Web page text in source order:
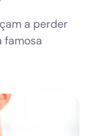
a perder
famosa